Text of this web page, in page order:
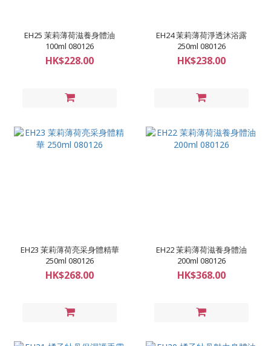
EH25 茉莉薄荷滋養身體油
100ml 080126
HK$228.00
EH24 茉莉薄荷淨透沐浴露
250ml 080126
HK$238.00
EH23 茉莉薄荷亮采身體精華
250ml 080126
HK$268.00
EH22 茉莉薄荷滋養身體油
200ml 080126
HK$368.00